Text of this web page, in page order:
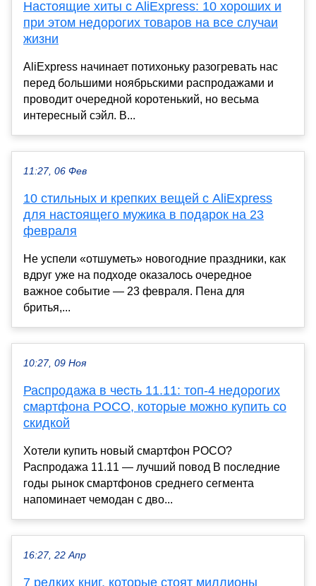
Настоящие хиты с AliExpress: 10 хороших и
при этом недорогих товаров на все случаи
жизни
AliExpress начинает потихоньку разогревать нас
перед большими ноябрьскими распродажами и
проводит очередной коротенький, но весьма
интересный сэйл. В...
11:27, 06 Фев
10 стильных и крепких вещей с AliExpress
для настоящего мужика в подарок на 23
февраля
Не успели «отшуметь» новогодние праздники, как
вдруг уже на подходе оказалось очередное
важное событие — 23 февраля. Пена для
бритья,...
10:27, 09 Ноя
Распродажа в честь 11.11: топ-4 недорогих
смартфона POCO, которые можно купить со
скидкой
Хотели купить новый смартфон POCO?
Распродажа 11.11 — лучший повод В последние
годы рынок смартфонов среднего сегмента
напоминает чемодан с дво...
16:27, 22 Апр
7 редких книг, которые стоят миллионы